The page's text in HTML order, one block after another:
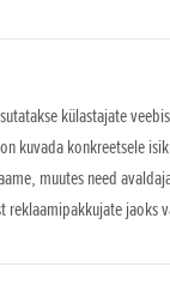
külastajate
kuvada konkreetsele
muutes need
reklaamipakkujate jaoks
Isle